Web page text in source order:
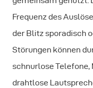
Frequenz des
der Blitz sporadisch
Störungen können
schnurlose
drahtlose